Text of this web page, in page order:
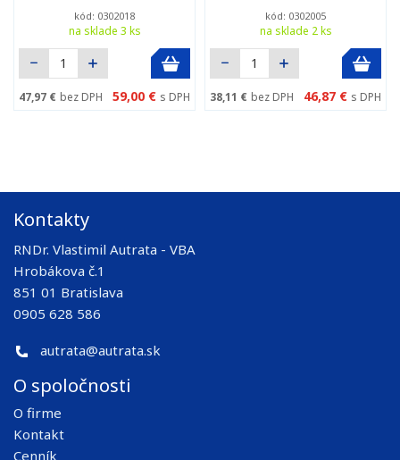
kód: 0302018
na sklade 3 ks
47,97 € bez DPH 59,00 € s DPH
kód: 0302005
na sklade 2 ks
38,11 € bez DPH 46,87 € s DPH
Kontakty
RNDr. Vlastimil Autrata - VBA
Hrobákova č.1
851 01 Bratislava
0905 628 586
autrata@autrata.sk
O spoločnosti
O firme
Kontakt
Cenník